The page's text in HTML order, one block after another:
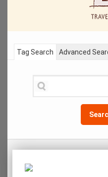
Tag Search Advanced